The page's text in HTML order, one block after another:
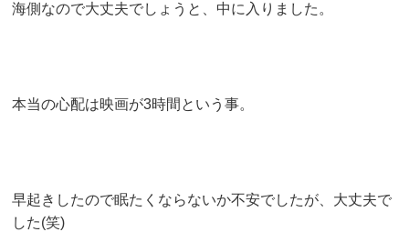
海側なので大丈夫でしょうと、中に入りました。
本当の心配は映画が3時間という事。
早起きしたので眠たくならないか不安でしたが、大丈夫で
した(笑)